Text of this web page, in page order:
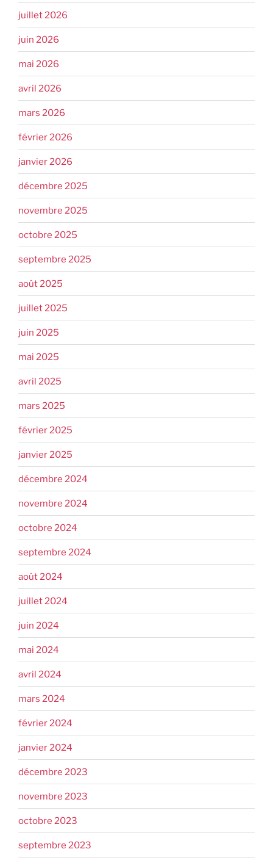
juillet 2026
juin 2026
mai 2026
avril 2026
mars 2026
février 2026
janvier 2026
décembre 2025
novembre 2025
octobre 2025
septembre 2025
août 2025
juillet 2025
juin 2025
mai 2025
avril 2025
mars 2025
février 2025
janvier 2025
décembre 2024
novembre 2024
octobre 2024
septembre 2024
août 2024
juillet 2024
juin 2024
mai 2024
avril 2024
mars 2024
février 2024
janvier 2024
décembre 2023
novembre 2023
octobre 2023
septembre 2023